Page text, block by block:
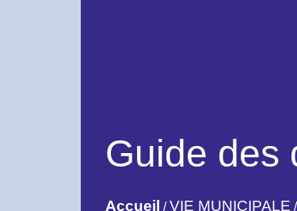
Guide des
Accueil /VIE MUNICIPALE /